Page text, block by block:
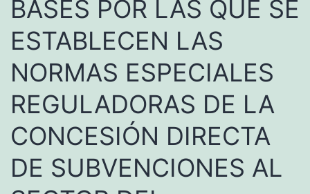
BASES POR LAS QUE SE
ESTABLECEN LAS
NORMAS ESPECIALES
REGULADORAS DE LA
CONCESIÓN DIRECTA
DE SUBVENCIONES AL